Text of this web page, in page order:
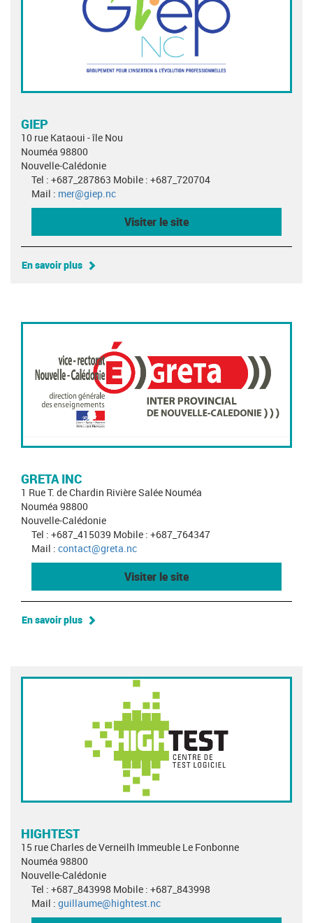
GIEP
10 rue Kataoui - île Nou
Nouméa 98800
Nouvelle-Calédonie
Tel : +687_287863 Mobile : +687_720704
Mail : mer@giep.nc
Visiter le site
En savoir plus
GRETA INC
1 Rue T. de Chardin Rivière Salée Nouméa
Nouméa 98800
Nouvelle-Calédonie
Tel : +687_415039 Mobile : +687_764347
Mail : contact@greta.nc
Visiter le site
En savoir plus
HIGHTEST
15 rue Charles de Verneilh Immeuble Le Fonbonne
Nouméa 98800
Nouvelle-Calédonie
Tel : +687_843998 Mobile : +687_843998
Mail : guillaume@hightest.nc